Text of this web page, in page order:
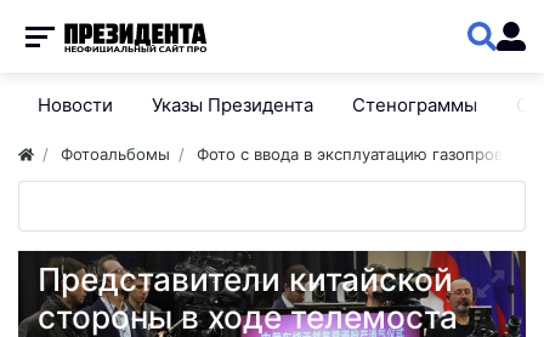
Новости Указы Президента Стенограммы
Фотоальбомы Фото с ввода в эксплуатацию газопровода
Представители китайской
стороны в ходе телемоста